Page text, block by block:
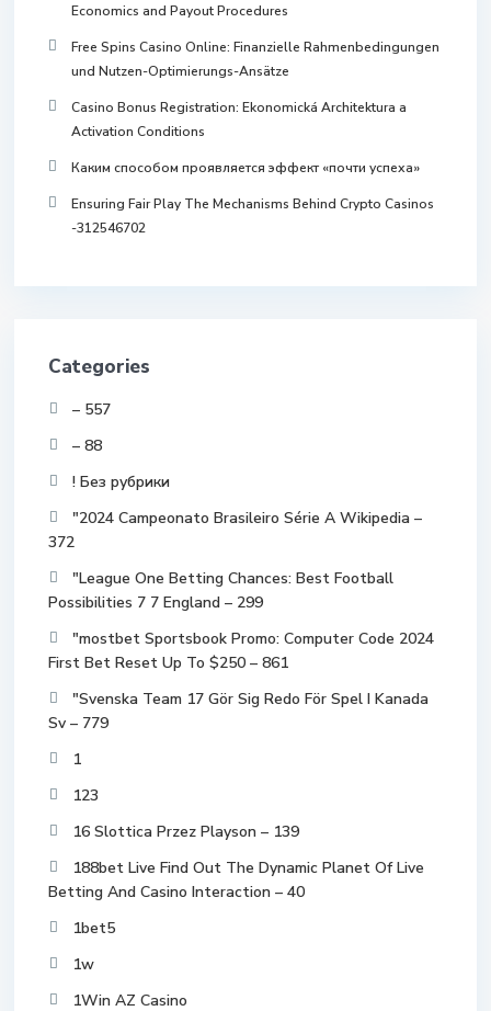
Economics and Payout Procedures
Free Spins Casino Online: Finanzielle Rahmenbedingungen
und Nutzen-Optimierungs-Ansätze
Casino Bonus Registration: Ekonomická Architektura a
Activation Conditions
Каким способом проявляется эффект «почти успеха»
Ensuring Fair Play The Mechanisms Behind Crypto Casinos
-312546702
Categories
– 557
– 88
! Без рубрики
"2024 Campeonato Brasileiro Série A Wikipedia –
372
"League One Betting Chances: Best Football
Possibilities 7 7 England – 299
"mostbet Sportsbook Promo: Computer Code 2024
First Bet Reset Up To $250 – 861
"Svenska Team 17 Gör Sig Redo För Spel I Kanada
Sv – 779
1
123
16 Slottica Przez Playson – 139
188bet Live Find Out The Dynamic Planet Of Live
Betting And Casino Interaction – 40
1bet5
1w
1Win AZ Casino